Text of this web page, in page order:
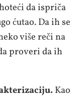
da ispriča
ćutao. Da ih se
više reči na
proveri da ih
Kao